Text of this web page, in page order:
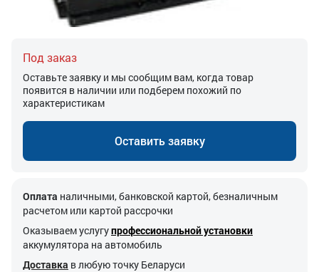
Под заказ
Оставьте заявку и мы сообщим вам, когда товар
появится в наличии или подберем похожий по
характеристикам
Оставить заявку
Оплата наличными, банковской картой, безналичным
расчетом или картой рассрочки
Оказываем услугупрофессиональной установки
аккумулятора на автомобиль
Доставка в любую точку Беларуси